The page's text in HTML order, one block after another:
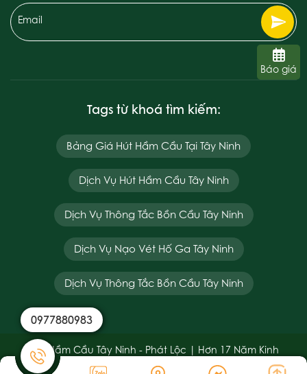
Email
Tags từ khoá tìm kiếm:
Bảng Giá Hút Hầm Cầu Tại Tây Ninh
Dịch Vụ Hút Hầm Cầu Tây Ninh
Dịch Vụ Thông Tắc Bồn Cầu Tây Ninh
Dịch Vụ Nạo Vét Hố Ga Tây Ninh
Dịch Vụ Thông Tắc Bồn Cầu Tây Ninh
Hút Hầm Cầu Tây Ninh - Phát Lộc | Hơn 17 Năm Kinh
Nghiệm
Báo giá
0977880983